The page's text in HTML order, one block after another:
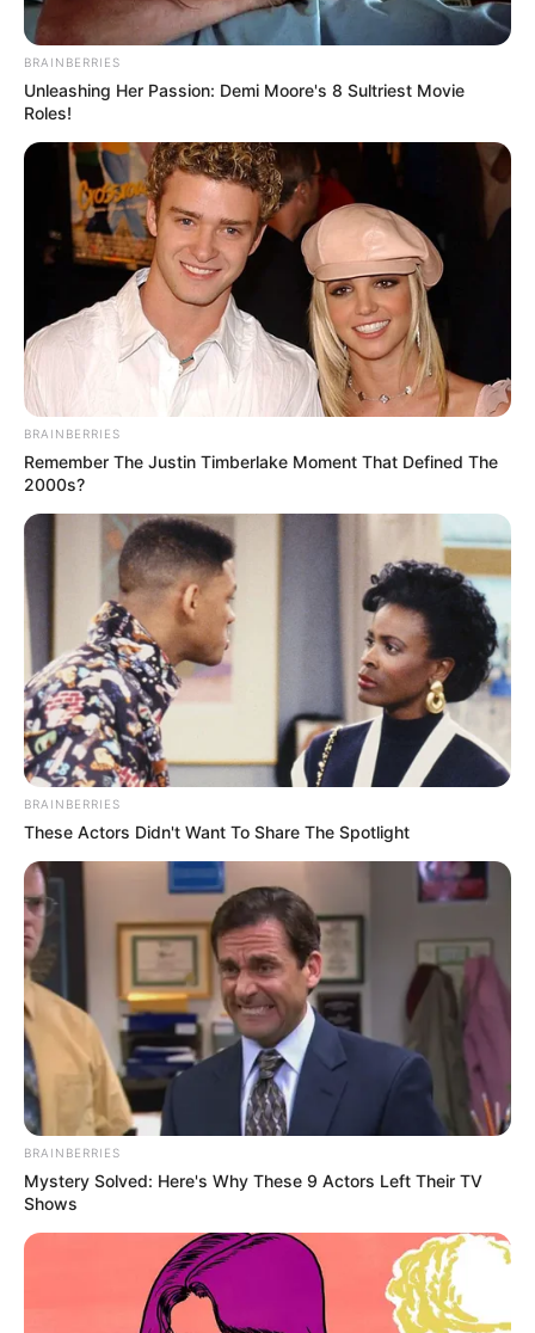
BRAINBERRIES
Unleashing Her Passion: Demi Moore's 8 Sultriest Movie
Roles!
BRAINBERRIES
Remember The Justin Timberlake Moment That Defined The
2000s?
BRAINBERRIES
These Actors Didn't Want To Share The Spotlight
BRAINBERRIES
Mystery Solved: Here's Why These 9 Actors Left Their TV
Shows